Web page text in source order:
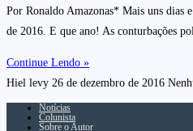
Por Ronaldo Amazonas* Mais uns dias
de 2016. E que ano! As conturbações
Continue Lendo »
Hiel levy 26 de dezembro de 2016
Notícias
Colunista
Sobre o Autor